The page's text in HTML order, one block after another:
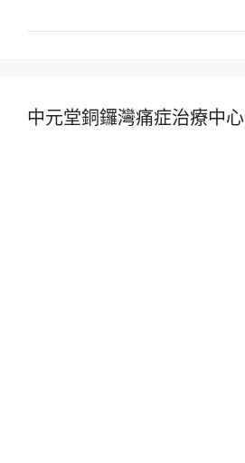
中元堂銅鑼灣痛症治療中心